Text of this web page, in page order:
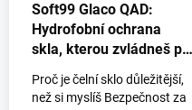
Soft99 Glaco QAD:
Hydrofobní ochrana
skla, kterou zvládneš při
běžném mytí auta 🚗💧
Proč je čelní sklo důležitější,
než si myslíš Bezpečnost za